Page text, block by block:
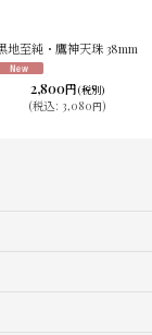
地至純・鷹神天珠 38mm
2,800円(税別)
(税込: 3,080円)